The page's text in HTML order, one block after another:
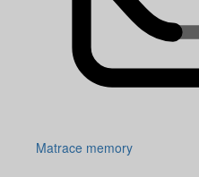
Matrace memory